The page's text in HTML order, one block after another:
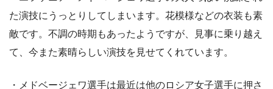
た演技にうっとりしてしまいます。花模様などの衣装も素
敵です。不調の時期もあったようですが、見事に乗り越え
て、今また素晴らしい演技を見せてくれています。
・メドベージェワ選手は最近は他のロシア女子選手に押さ